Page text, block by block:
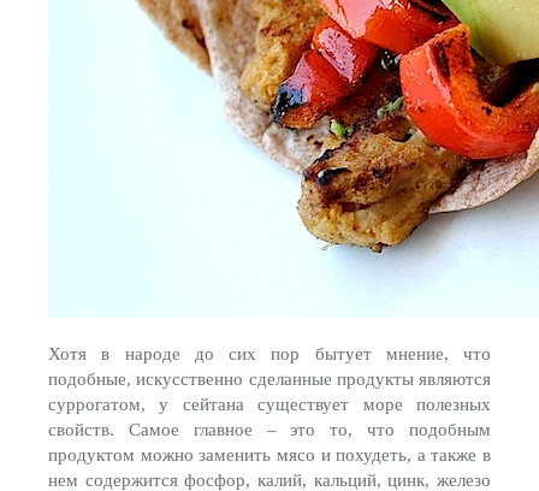
Хотя в народе до сих пор бытует мнение, что
подобные, искусственно сделанные продукты являются
суррогатом, у сейтана существует море полезных
свойств. Самое главное – это то, что подобным
продуктом можно заменить мясо и похудеть, а также в
нем содержится фосфор, калий, кальций, цинк, железо